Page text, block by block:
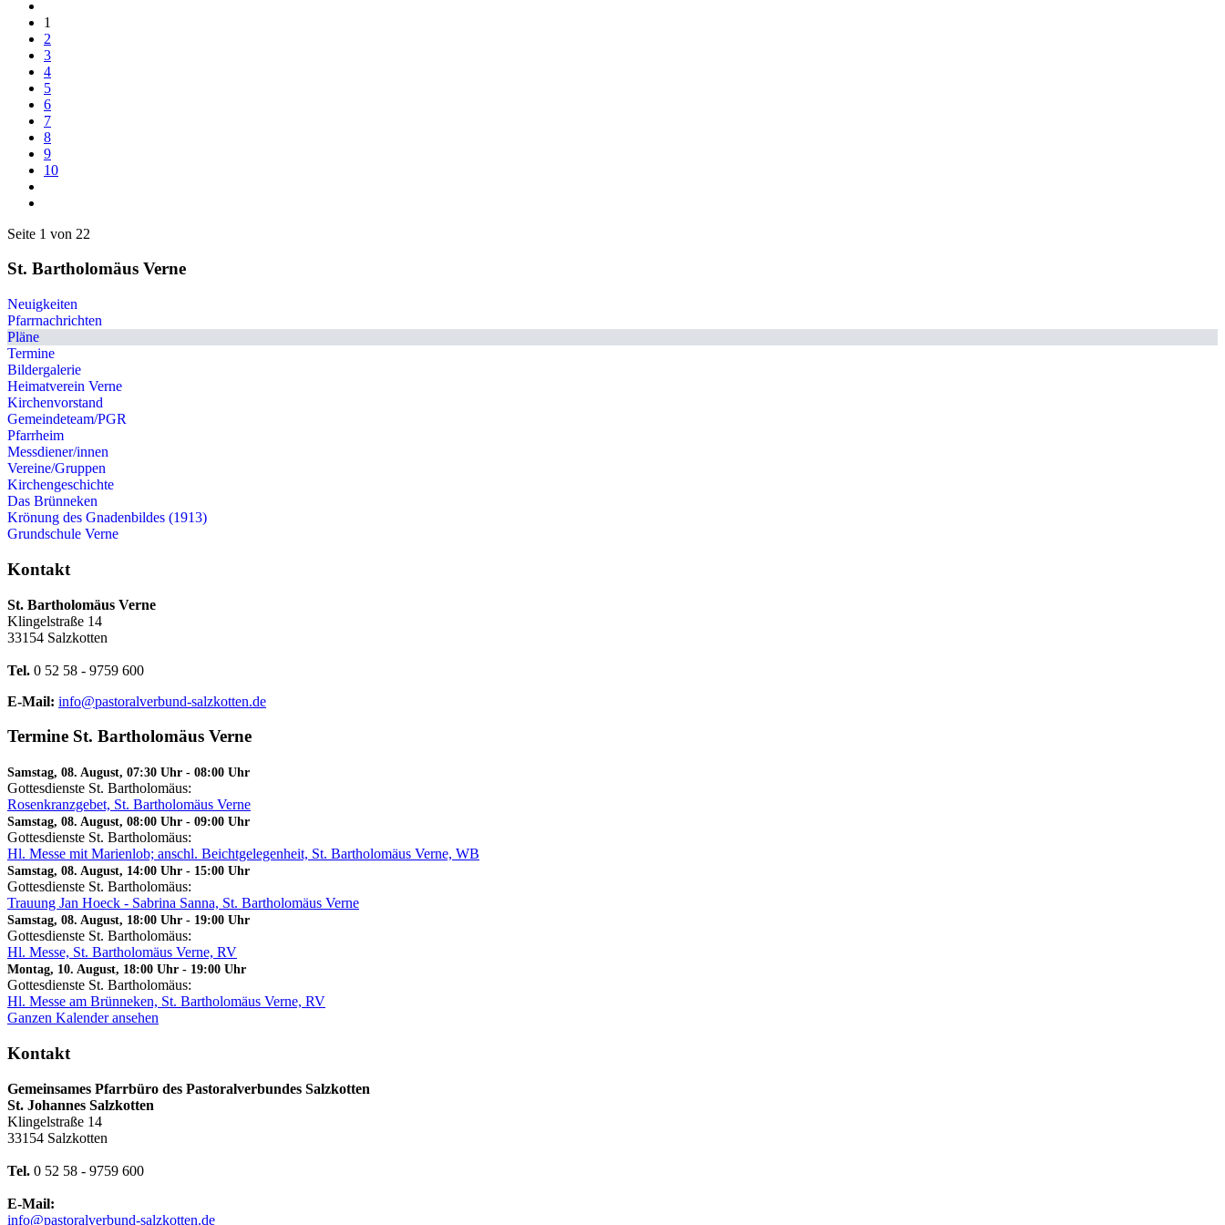
1
2
3
4
5
6
7
8
9
10
Seite 1 von 22
St. Bartholomäus Verne
Neuigkeiten
Pfarrnachrichten
Pläne
Termine
Bildergalerie
Heimatverein Verne
Kirchenvorstand
Gemeindeteam/PGR
Pfarrheim
Messdiener/innen
Vereine/Gruppen
Kirchengeschichte
Das Brünneken
Krönung des Gnadenbildes (1913)
Grundschule Verne
Kontakt
St. Bartholomäus Verne
Klingelstraße 14
33154 Salzkotten
Tel. 0 52 58 - 9759 600
E-Mail: info@pastoralverbund-salzkotten.de
Termine St. Bartholomäus Verne
Samstag, 08. August, 07:30 Uhr - 08:00 Uhr
Gottesdienste St. Bartholomäus:
Rosenkranzgebet, St. Bartholomäus Verne
Samstag, 08. August, 08:00 Uhr - 09:00 Uhr
Gottesdienste St. Bartholomäus:
Hl. Messe mit Marienlob; anschl. Beichtgelegenheit, St. Bartholomäus Verne, WB
Samstag, 08. August, 14:00 Uhr - 15:00 Uhr
Gottesdienste St. Bartholomäus:
Trauung Jan Hoeck - Sabrina Sanna, St. Bartholomäus Verne
Samstag, 08. August, 18:00 Uhr - 19:00 Uhr
Gottesdienste St. Bartholomäus:
Hl. Messe, St. Bartholomäus Verne, RV
Montag, 10. August, 18:00 Uhr - 19:00 Uhr
Gottesdienste St. Bartholomäus:
Hl. Messe am Brünneken, St. Bartholomäus Verne, RV
Ganzen Kalender ansehen
Kontakt
Gemeinsames Pfarrbüro des Pastoralverbundes Salzkotten
St. Johannes Salzkotten
Klingelstraße 14
33154 Salzkotten
Tel. 0 52 58 - 9759 600
E-Mail:
info@pastoralverbund-salzkotten.de